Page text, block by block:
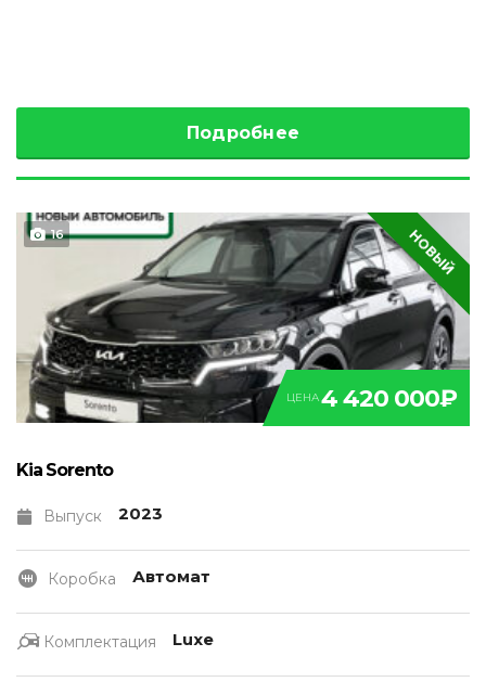
Подробнее
16 НОВЫЙ
ЦЕНА4 420 000₽
Kia Sorento
Выпуск 2023
Коробка Автомат
Комплектация Luxe